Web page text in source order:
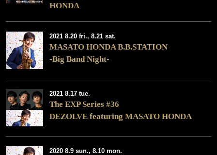
HONDA
2021 8.20 fri., 8.21 sat.
MASATO HONDA B.B.STATION
-Big Band Night-
2021 8.17 tue.
The EXP Series #36
DEZOLVE featuring MASATO HONDA
2020 8.9 sun., 8.10 mon.